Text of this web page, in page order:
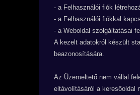
- a Felhasználói fiók
- a Felhasználói fiókkal
- a Weboldal szolgáltatásai
A kezelt adatokról készült
beazonosítására.
Az Üzemeltető nem vállal
eltávolításáról a keresőoldal